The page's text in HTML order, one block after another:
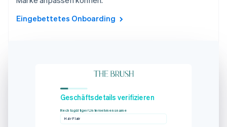
Eingebettetes Onboarding
Geschäftsdetails verifizieren
Rechtsgültiger Unternehmensname
Hair Flair